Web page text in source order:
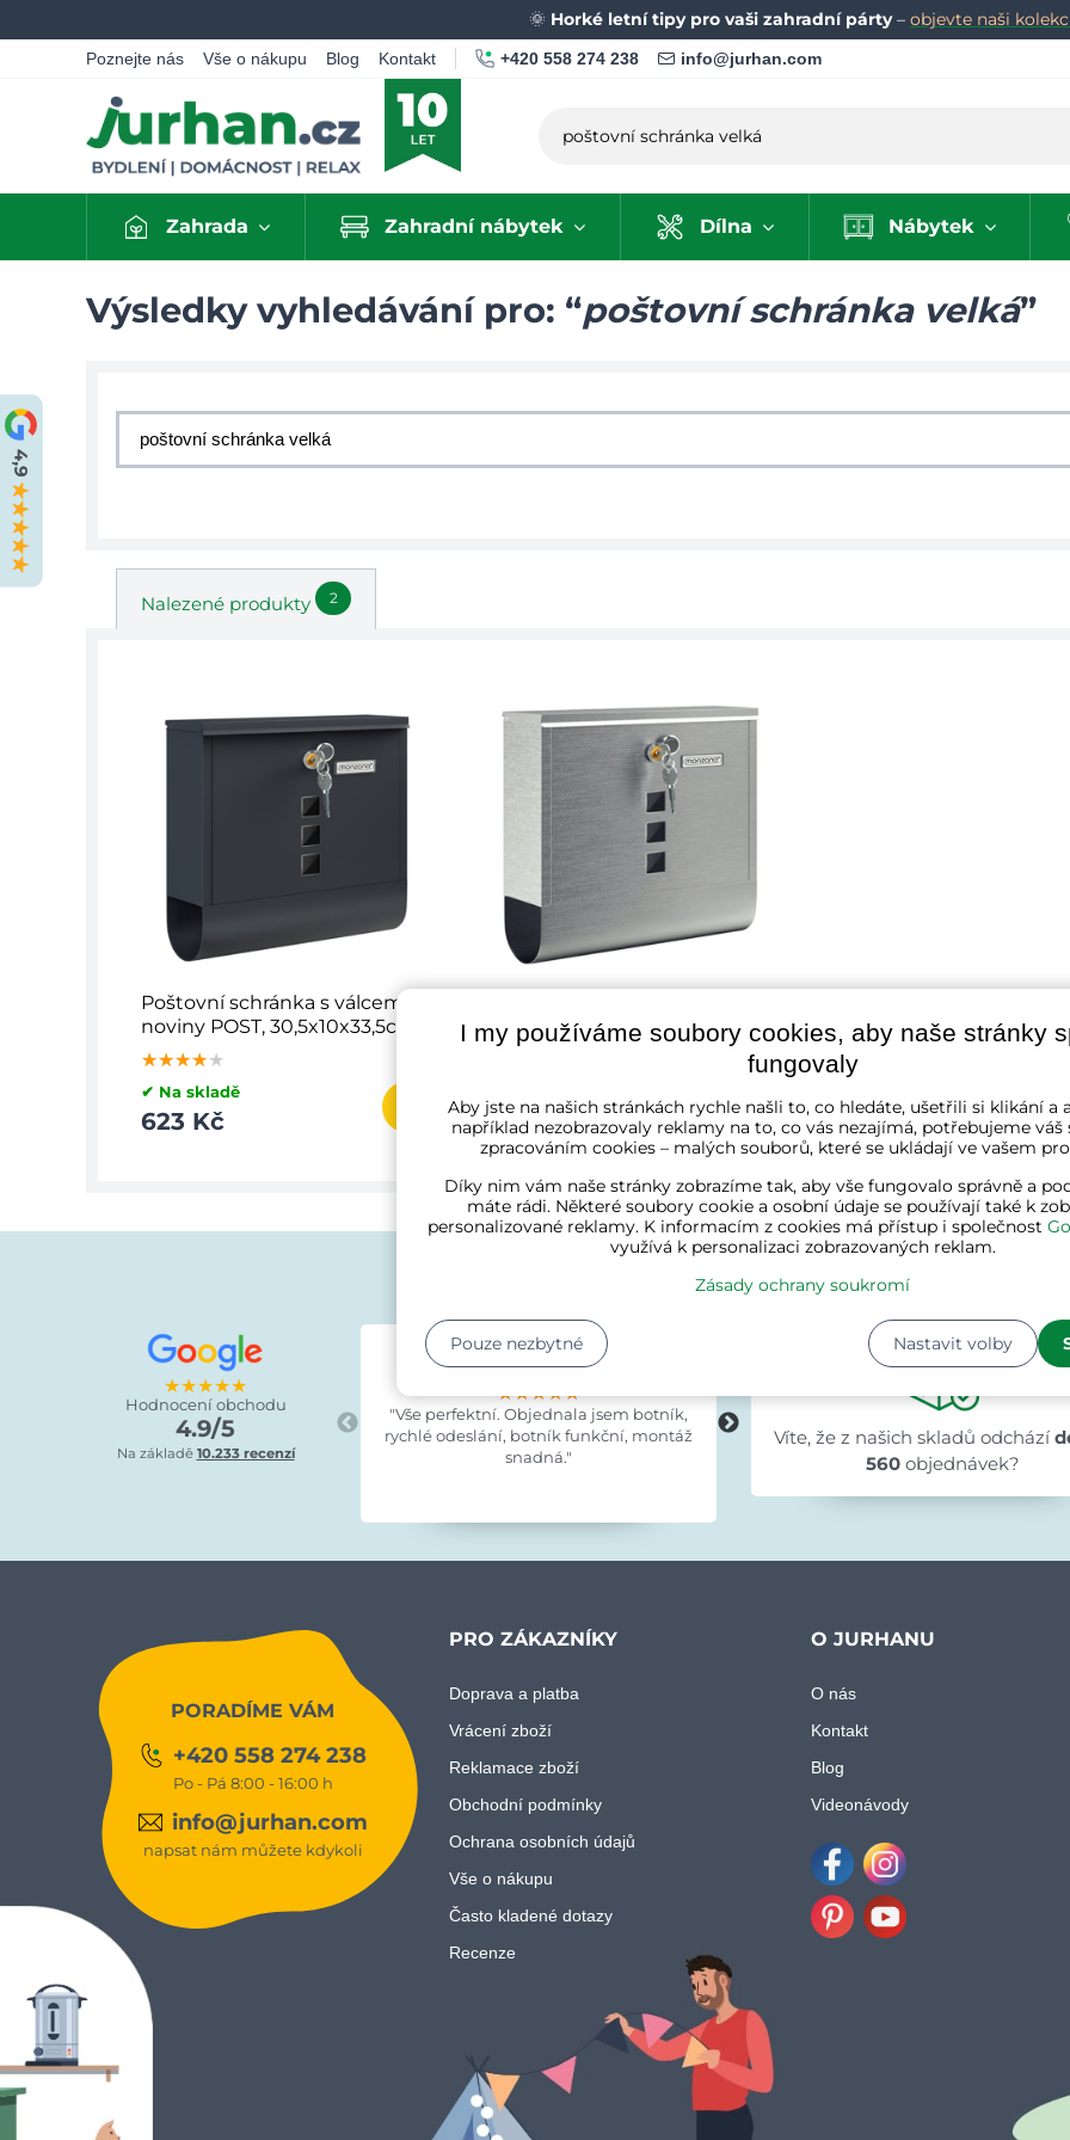
🌞 Horké letní tipy pro vaši zahradní párty– objevte naši
Poznejte nás Vše o nákupu Blog Kontakt +420 558 274 238 info@jurhan.com
Zahrada Zahradní nábytek Dílna Nábytek
Výsledky vyhledávání pro: “poštovní schránka velká”
Nalezené produkty 2
Poštovní schránka s válcem na
noviny POST, 30,5x10x33,5cm,
antracitová
★★★★★
★★★★★
★★★★★
✔ Na skladě
623 Kč
noviny POST, 30,5x10x33,5cm,
stříbrná
623 Kč
★★★★★
Hodnocení obchodu
4.9/5
Na základě 10.233 recenzí
Zákazníci o nás říkají
Lucie Kratochvílová
★★★★★
★★★★★
★★★★★
"Vše perfektní. Objednala jsem botník,
rychlé odeslání, botník funkční, montáž
snadná."
Evka Hýlová
★★★★★
★★★★★
★★★★★
"Rychlé,v pořádku."
Víte, že z našich skladů odchází
560 objednávek?
PORADÍME VÁM
+420 558 274 238
Po - Pá 8:00 - 16:00 h
info@jurhan.com
napsat nám můžete kdykoli
PRO ZÁKAZNÍKY
Doprava a platba
Vrácení zboží
Reklamace zboží
Obchodní podmínky
Ochrana osobních údajů
Vše o nákupu
Často kladené dotazy
Recenze
O JURHANU
O nás
Kontakt
Blog
Videonávody
FacebookInstagram
I my používáme soubory cookies, aby naše stránky
fungovaly
Aby jste na našich stránkách rychle našli to, co hledáte, ušetřili si klikání a
například nezobrazovaly reklamy na to, co vás nezajímá, potřebujeme váš
zpracováním cookies – malých souborů, které se ukládají ve vašem
Díky nim vám naše stránky zobrazíme tak, aby vše fungovalo správně a
máte rádi. Některé soubory cookie a osobní údaje se používají také k
personalizované reklamy. K informacím z cookies má přístup i společnost
využívá k personalizaci zobrazovaných reklam.
Zásady ochrany soukromí
Nastavit volby
Pouze nezbytné